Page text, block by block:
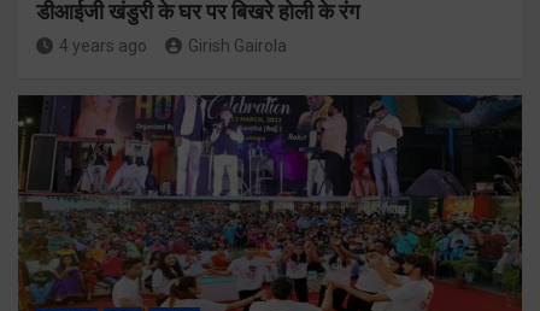
डीआईजी खंडुरी के घर पर बिखरे होली के रंग
4 years ago Girish Gairola